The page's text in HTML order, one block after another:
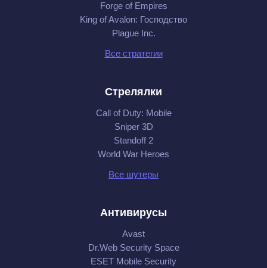
Forge of Empires
King of Avalon: Господство
Plague Inc.
Все стратегии
Стрелялки
Call of Duty: Mobile
Sniper 3D
Standoff 2
World War Heroes
Все шутеры
Антивирусы
Avast
Dr.Web Security Space
ESET Mobile Security